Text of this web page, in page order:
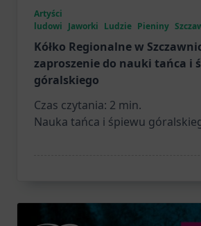
Artyści
ludowi Jaworki Ludzie Pieniny
Kółko Regionalne w
zaproszenie do nauki tańca i
góralskiego
Czas czytania: 2 min.
Nauka tańca i śpiewu